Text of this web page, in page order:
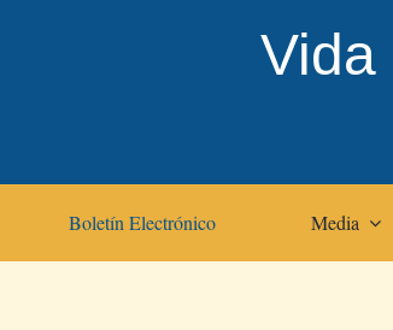
Vida
Boletín Electrónico Media